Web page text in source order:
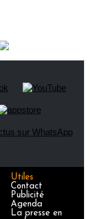
Utiles
Contact
Publicité
Agenda
La presse en